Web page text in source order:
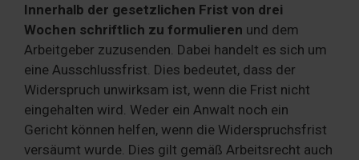
Innerhalb der gesetzlichen Frist von drei
Wochen schriftlich zu formulieren und dem
Arbeitgeber zuzusenden. Dabei handelt es sich um
eine Ausschlussfrist. Dies bedeutet, dass der
Widerspruch unwirksam ist, wenn die Frist nicht
eingehalten wird. Weder ein Anwalt noch ein
Gericht können helfen, wenn die Widerspruchsfrist
versäumt wurde. Dies gilt gemäß Arbeitsrecht auch